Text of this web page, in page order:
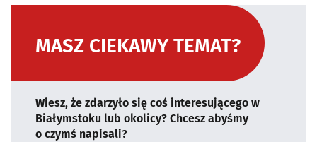
MASZ CIEKAWY TEMAT?
Wiesz, że zdarzyło się coś interesującego w
Białymstoku lub okolicy? Chcesz abyśmy
o czymś napisali?